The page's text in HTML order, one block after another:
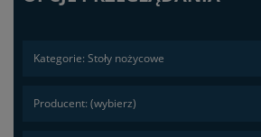
Kategorie: Stoły nożycowe
Producent: (wybierz)